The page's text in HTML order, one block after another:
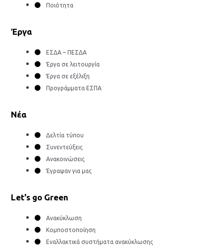
Ποιότητα
Έργα
ΕΣΔΑ – ΠΕΣΔΑ
Έργα σε λειτουργία
Έργα σε εξέλιξη
Προγράμματα ΕΣΠΑ
Νέα
Δελτία τύπου
Συνεντεύξεις
Ανακοινώσεις
Έγραψαν για μας
Let's go Green
Ανακύκλωση
Κομποστοποίηση
Εναλλακτικά συστήματα ανακύκλωσης